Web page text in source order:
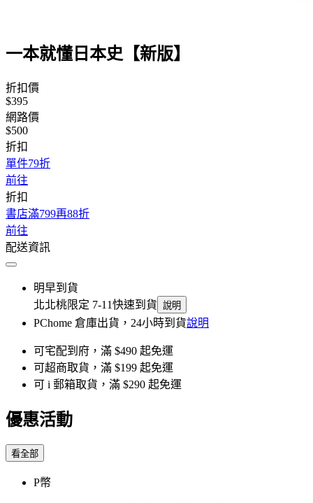
一本就懂日本史【新版】
折扣價
$395
網路價
$500
折扣
單件79折
前往
折扣
書店滿799再88折
前往
配送資訊
明早到貨
北北桃限定 7-11快速到貨 說明
PChome 倉庫出貨，24小時到貨說明
可宅配到府，滿 $490 起免運
可超商取貨，滿 $199 起免運
可 i 郵箱取貨，滿 $290 起免運
優惠活動
看全部
P幣